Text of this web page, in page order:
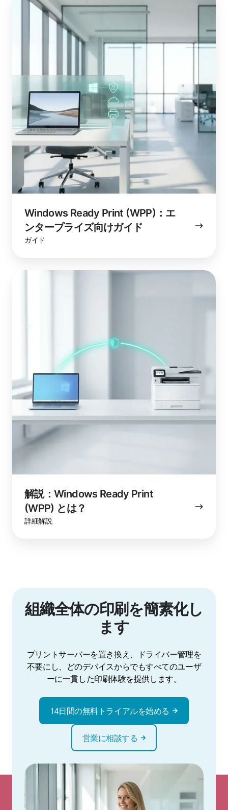
Windows Ready Print (WPP)：エ
ンタープライズ向けガイド
ガイド
Ready
ラ
イ
ズ
向
ド
解説：Windows Ready Print
(WPP) とは？
詳細解説
組織全体の印刷を簡素化し
ます
プリントサーバーを置き換え、ドライバー管理を
不要にし、どのデバイスからでもすべてのユーザ
ーに一貫した印刷体験を提供します。
14日間の無料トライアルを始める
営業に相談する